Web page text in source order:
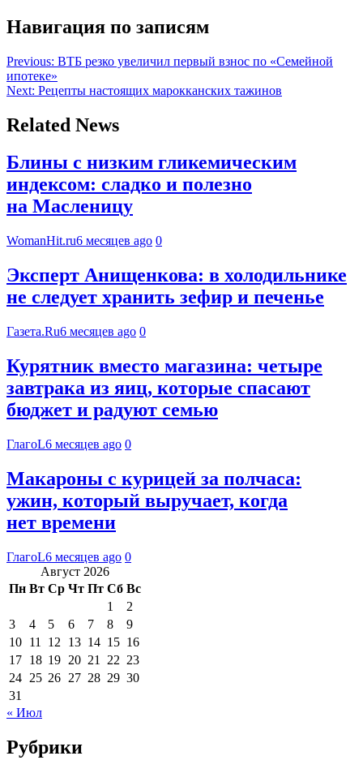
Навигация по записям
Previous: ВТБ резко увеличил первый взнос по «Семейной
ипотеке»
Next: Рецепты настоящих марокканских тажинов
Related News
Блины с низким гликемическим
индексом: сладко и полезно
на Масленицу
WomanHit.ru6 месяцев ago 0
Эксперт Анищенкова: в холодильнике
не следует хранить зефир и печенье
Газета.Ru6 месяцев ago 0
Курятник вместо магазина: четыре
завтрака из яиц, которые спасают
бюджет и радуют семью
ГлагоL6 месяцев ago 0
Макароны с курицей за полчаса:
ужин, который выручает, когда
нет времени
ГлагоL6 месяцев ago 0
Август 2026
Пн Вт Ср Чт Пт Сб Вс
1
2
3
4 5 6 7 8
9
10 11 12 13 14 15 16
17 18 19 20 21 22 23
24 25 26 27 28 29 30
31
« Июл
Рубрики